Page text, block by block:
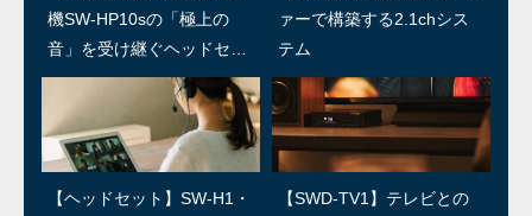
機SW-HP10sの「極上の
音」を受け継ぐヘッドセッ
ト
ァーで構築する2.1chシス
テム
【ヘッドセット】SW-H1・
【SWD-TV1】テレビとの
田温泉祥園 寿久庵 久保さ
ん
村楽器 島さん
SWユーザー訪問：第3回/R
SWユーザー訪問：第2回/石